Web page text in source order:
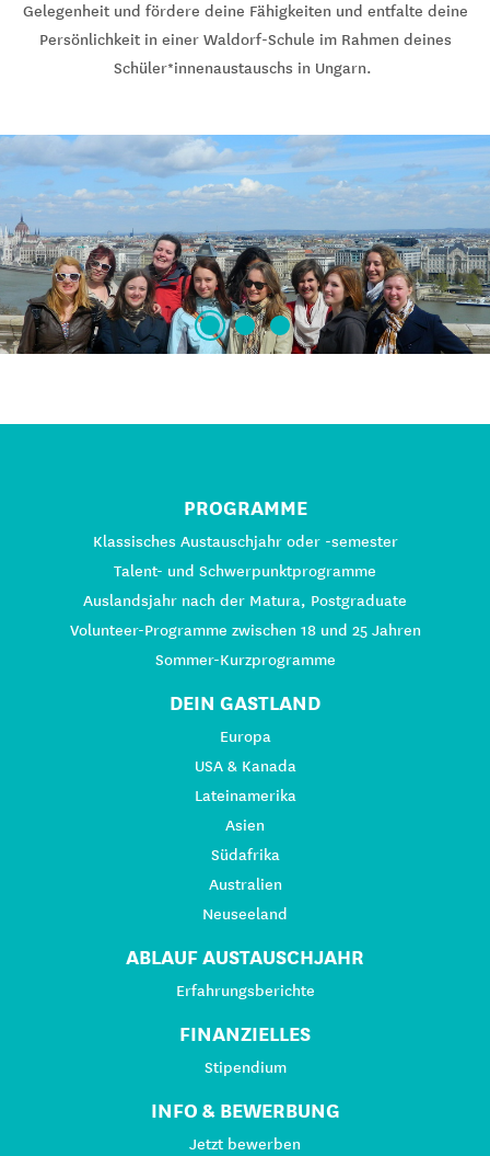
Gelegenheit und fördere deine Fähigkeiten und entfalte deine
Persönlichkeit in einer Waldorf-Schule im Rahmen deines
Schüler*innenaustauschs in Ungarn.
PROGRAMME
Klassisches Austauschjahr oder -semester
Talent- und Schwerpunktprogramme
Auslandsjahr nach der Matura, Postgraduate
Volunteer-Programme zwischen 18 und 25 Jahren
Sommer-Kurzprogramme
DEIN GASTLAND
Europa
USA & Kanada
Lateinamerika
Asien
Südafrika
Australien
Neuseeland
ABLAUF AUSTAUSCHJAHR
Erfahrungsberichte
FINANZIELLES
Stipendium
INFO & BEWERBUNG
Jetzt bewerben